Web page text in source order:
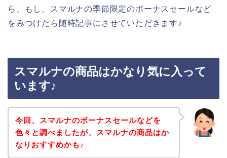
ら、もし、スマルナの季節限定のボーナスセールなど
をみつけたら随時記事にさせていただきます♪
スマルナの商品はかなり気に入って
います♪
今回、スマルナのボーナスセールなどを
色々と調べましたが、スマルナの商品はか
なりおすすめかも♪